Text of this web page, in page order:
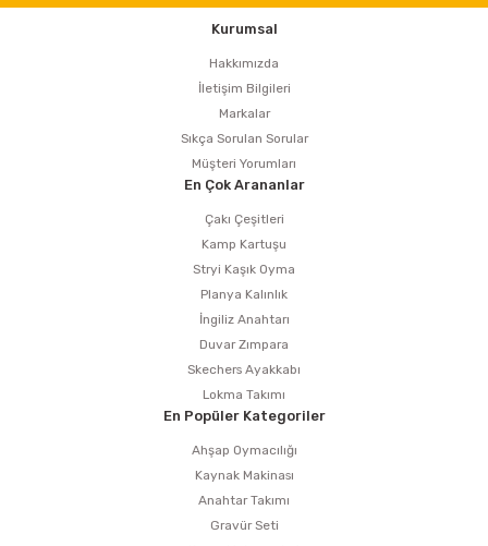
Kurumsal
Hakkımızda
İletişim Bilgileri
Markalar
Sıkça Sorulan Sorular
Müşteri Yorumları
En Çok Arananlar
Çakı Çeşitleri
Kamp Kartuşu
Stryi Kaşık Oyma
Planya Kalınlık
İngiliz Anahtarı
Duvar Zımpara
Skechers Ayakkabı
Lokma Takımı
En Popüler Kategoriler
Ahşap Oymacılığı
Kaynak Makinası
Anahtar Takımı
Gravür Seti